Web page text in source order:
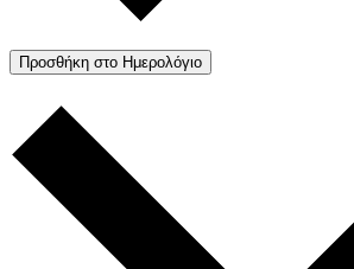
Προσθήκη στο Ημερολόγιο